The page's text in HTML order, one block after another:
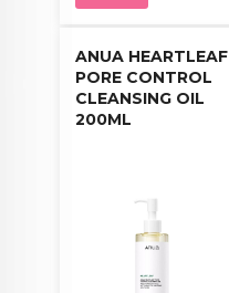
ANUA HEARTLEAF
PORE CONTROL
CLEANSING OIL
200ML